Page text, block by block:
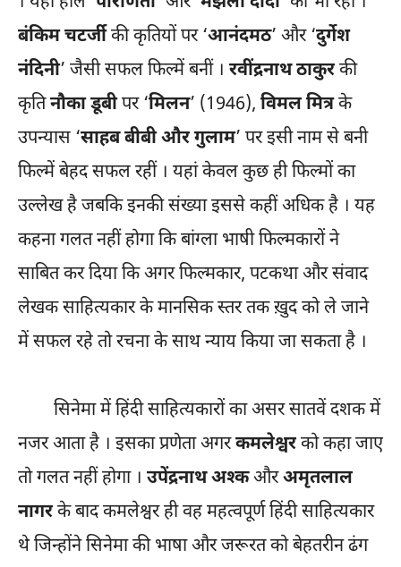
बंकिम चटर्जीकी कृतियों पर ‘आनंदमठ’ और ‘दुर्गेश
नंदिनी’ जैसी सफल फिल्में बनीं । रवींद्रनाथ ठाकुरकी
कृतिनौका डूबीपर ‘मिलन’ (1946), विमल मित्रके
उपन्यास ‘साहब बीबी और गुलाम’ पर इसी नाम से बनी
फिल्में बेहद सफल रहीं । यहां केवल कुछ ही फिल्मों का
उल्लेख है जबकि इनकी संख्या इससे कहीं अधिक है । यह
कहना गलत नहीं होगा कि बांग्ला भाषी फिल्मकारों ने
साबित कर दिया कि अगर फिल्मकार, पटकथा और संवाद
लेखक साहित्यकार के मानसिक स्तर तक ख़ुद को ले जाने
में सफल रहे तो रचना के साथ न्याय किया जा सकता है ।
सिनेमा में हिंदी साहित्यकारों का असर सातवें दशक में
नजर आता है । इसका प्रणेता अगरकमलेश्वरको कहा जाए
तो गलत नहीं होगा । उपेंद्रनाथ अश्कऔरअमृतलाल
नागरके बाद कमलेश्वर ही वह महत्वपूर्ण हिंदी साहित्यकार
थे जिन्होंने सिनेमा की भाषा और जरूरत को बेहतरीन ढंग